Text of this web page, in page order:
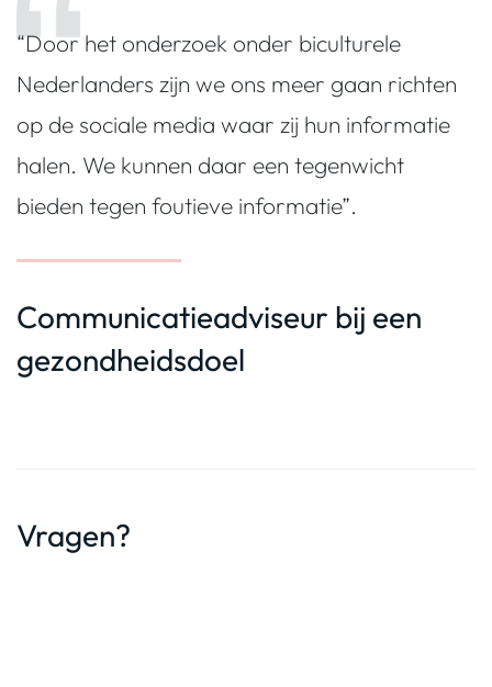
“Door het onderzoek onder biculturele
Nederlanders zijn we ons meer gaan richten
op de sociale media waar zij hun informatie
halen. We kunnen daar een tegenwicht
bieden tegen foutieve informatie”.
Communicatieadviseur bij een
gezondheidsdoel
Vragen?